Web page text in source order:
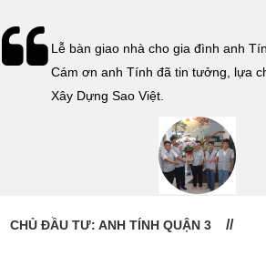
Lễ bàn giao nhà cho gia đình anh
Cám ơn anh Tính đã tin tưởng, lựa
Xây Dựng Sao Việt.
CHỦ ĐẦU TƯ: ANH TÍNH QUẬN 3